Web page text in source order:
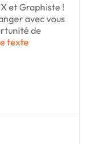
et Graphiste !
avec vous
de
texte